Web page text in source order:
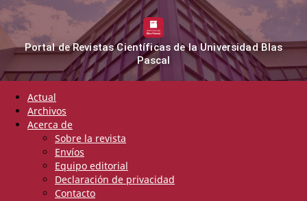
Portal de Revistas Científicas de la Universidad Blas
Pascal
Actual
Archivos
Acerca de
Sobre la revista
Envíos
Equipo editorial
Declaración de privacidad
Contacto